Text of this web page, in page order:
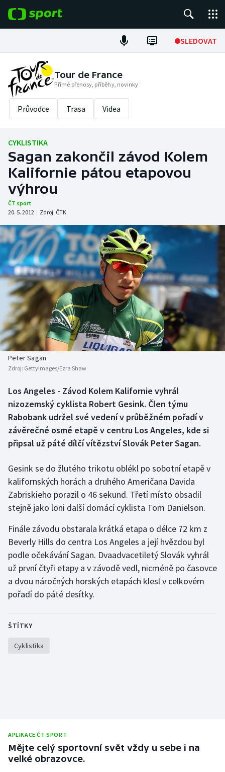
SLEDOVAT
Fotbal
Hokej
Tenis
Cyklistika
DALŠÍ SPORTY
Americký fotbal
Baseball a softbal
Basketbal
Biatlon
Boby a skeleton
Box
Curling
Florbal
Futsal
Golf
Gymnastika
Házená
Jezdectví
Judo
Krasobruslení
Lezení
Moderní pětiboj
Plavání
Plážový volejbal
NEPŘEHLÉDNĚTE
Soutěže
Historické návraty
Aplikace ČT sport
AZ kvíz
Tour de France
Přímé přenosy, příběhy, novinky
Průvodce Trasa Videa
CYKLISTIKA
Sagan zakončil závod Kolem
Kalifornie pátou etapovou
výhrou
ČT sport
20. 5. 2012 | Zdroj: ČTK
Peter Sagan
Zdroj: GettyImages/Ezra Shaw
Los Angeles - Závod Kolem Kalifornie vyhrál
nizozemský cyklista Robert Gesink. Člen týmu
Rabobank udržel své vedení v průběžném pořadí v
závěrečné osmé etapě v centru Los Angeles, kde si
připsal už páté dílčí vítězství Slovák Peter Sagan.
Gesink se do žlutého trikotu oblékl po sobotní etapě v
kalifornských horách a druhého Američana Davida
Zabriskieho porazil o 46 sekund. Třetí místo obsadil
stejně jako loni další domácí cyklista Tom Danielson.
Finále závodu obstarala krátká etapa o délce 72 km z
Beverly Hills do centra Los Angeles a její hvězdou byl
podle očekávání Sagan. Dvaadvacetiletý Slovák vyhrál
už první čtyři etapy a v závodě vedl, nicméně po časovce
a dvou náročných horských etapách klesl v celkovém
pořadí do páté desítky.
ŠTÍTKY
Cyklistika
APLIKACE ČT SPORT
Mějte celý sportovní svět vždy u sebe i na
velké obrazovce.